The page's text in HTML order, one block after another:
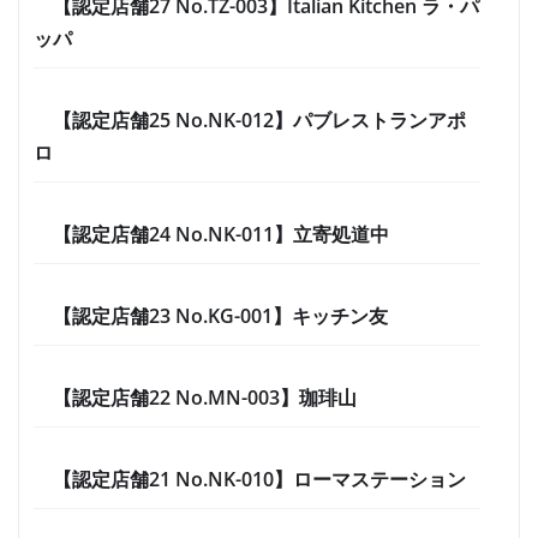
【認定店舗27 No.TZ-003】Italian Kitchen ラ・パ
ッパ
【認定店舗25 No.NK-012】パブレストランアポ
ロ
【認定店舗24 No.NK-011】立寄処道中
【認定店舗23 No.KG-001】キッチン友
【認定店舗22 No.MN-003】珈琲山
【認定店舗21 No.NK-010】ローマステーション